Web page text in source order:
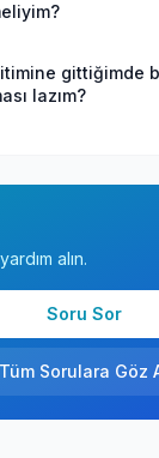
gittiğimde
lazım?
alın.
Soru Sor
Tüm Sorulara Göz